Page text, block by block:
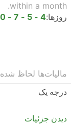
within a month.
روزها:4 - 5 - 7 - 10 - 15
مالیات‌ها لحاظ شده
درجه یک
دیدن جزئیات